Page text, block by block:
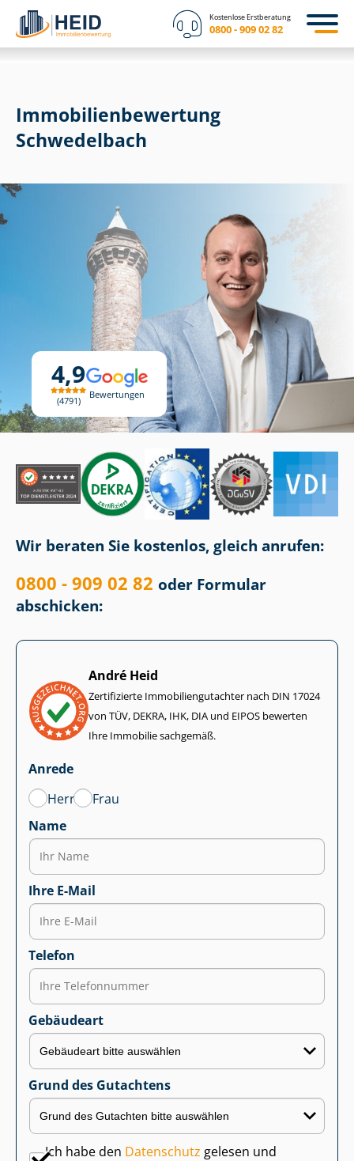
Kostenlose Erstberatung
0800 - 909 02 82
4,9
4791
Bewertungen
Immobilien­bewertung
Schwedelbach
Wir beraten Sie kostenlos, gleich anrufen:
0800 - 909 02 82 oder Formular
abschicken:
André Heid
Zertifizierte Im­mo­bi­li­en­gut­ach­ter nach DIN 17024
von TÜV, DEKRA, IHK, DIA und EIPOS bewerten
Ihre Immobilie sachgemäß.
Anrede
Herr
Frau
Name
Ihre E-Mail
Telefon
Gebäudeart
Grund des Gutachtens
Ich habe den Datenschutz gelesen und